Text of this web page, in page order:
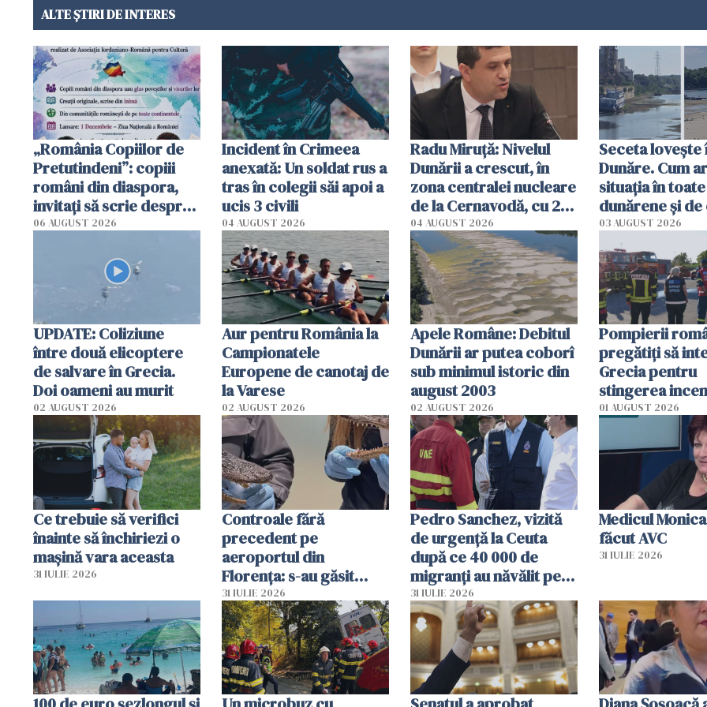
ALTE ȘTIRI DE INTERES
„România Copiilor de
Pretutindeni”: copiii
români din diaspora,
invitați să scrie despre
România într-un volum
06 AUGUST 2026
Incident în Crimeea
anexată: Un soldat rus a
tras în colegii săi apoi a
ucis 3 civili
04 AUGUST 2026
Radu Miruţă: Nivelul
Dunării a crescut, în
zona centralei nucleare
de la Cernavodă, cu 2
cm faţă de ziua trecută
04 AUGUST 2026
Seceta
Dunăre. Cum
situația în
dunărene și de
România
efectele, deși a
în iulie
03 AUGUST 2026
UPDATE: Coliziune
între două elicoptere
de salvare în Grecia.
Doi oameni au murit
02 AUGUST 2026
Aur pentru România la
Campionatele
Europene de canotaj de
la Varese
02 AUGUST 2026
Apele Române: Debitul
Dunării ar putea coborî
sub minimul istoric din
august 2003
02 AUGUST 2026
Pompierii
pregătiţi să
Grecia pentru
stingerea
01 AUGUST 2026
Ce trebuie să verifici
înainte să închiriezi o
mașină vara aceasta
31 IULIE 2026
Controale fără
precedent pe
aeroportul din
Florența: s-au găsit
capete de aligator și o
sumă imensă de bani
31 IULIE 2026
Pedro Sanchez, vizită
de urgență la Ceuta
după ce 40 000 de
migranți au năvălit pe
teritoriul spaniol: „Vom
mobiliza toate
resursele"
31 IULIE 2026
Medicul
făcut AVC
31 IULIE 2026